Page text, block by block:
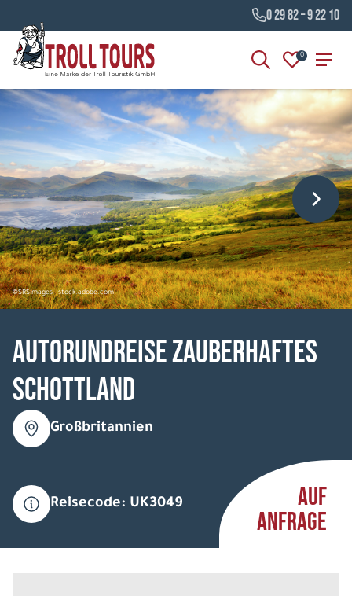
0 29 82 – 9 22 10
0
©SRSImages - stock.adobe.com
Autorundreise Zauberhaftes
Schottland
Großbritannien
Reisecode: UK3049
AUF
ANFRAGE